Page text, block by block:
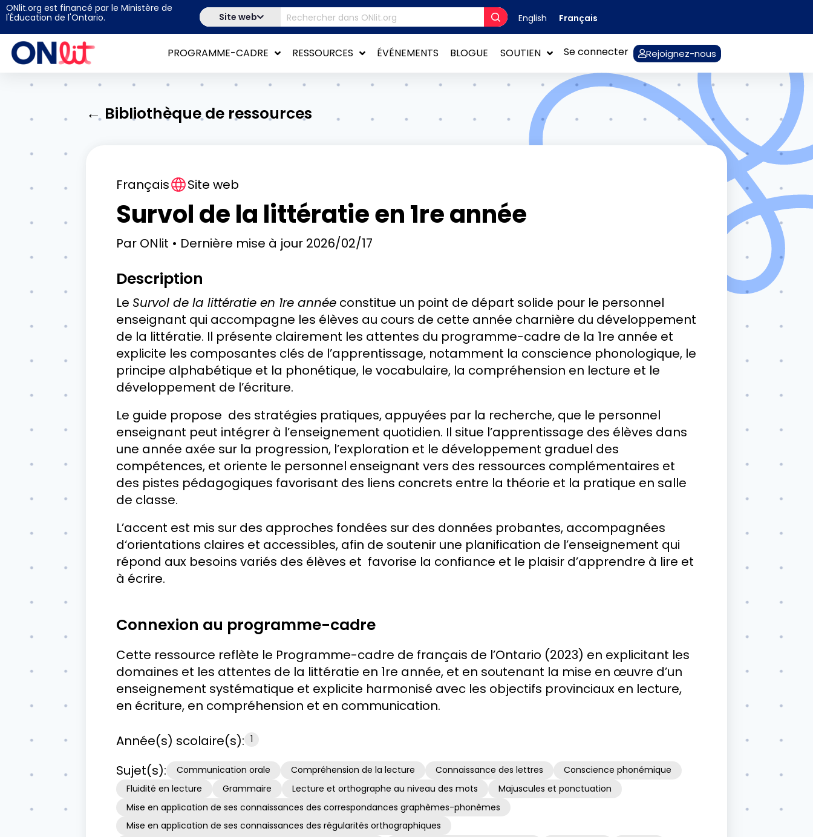
ONlit.org est financé par le Ministère de
l'Éducation de l'Ontario.
Site web English Français
PROGRAMME-CADRE RESSOURCES ÉVÉNEMENTS BLOGUE SOUTIEN Se connecter Rejoignez-nous
← Bibliothèque de ressources
Français Site web
Survol de la littératie en 1re année
Par ONlit Dernière mise à jour2026/02/17
Description
Le Survol de la littératie en 1re année constitue un point de départ solide pour le personnel
enseignant qui accompagne les élèves au cours de cette année charnière du développement
de la littératie. Il présente clairement les attentes du programme-cadre de la 1re année et
explicite les composantes clés de l’apprentissage, notamment la conscience phonologique, le
principe alphabétique et la phonétique, le vocabulaire, la compréhension en lecture et le
développement de l’écriture.
Le guide propose des stratégies pratiques, appuyées par la recherche, que le personnel
enseignant peut intégrer à l’enseignement quotidien. Il situe l’apprentissage des élèves dans
une année axée sur la progression, l’exploration et le développement graduel des
compétences, et oriente le personnel enseignant vers des ressources complémentaires et
des pistes pédagogiques favorisant des liens concrets entre la théorie et la pratique en salle
de classe.
L’accent est mis sur des approches fondées sur des données probantes, accompagnées
d‘orientations claires et accessibles, afin de soutenir une planification de l’enseignement qui
répond aux besoins variés des élèves et favorise la confiance et le plaisir d’apprendre à lire et
à écrire.
Connexion au programme-cadre
Cette ressource reflète le Programme-cadre de français de l’Ontario (2023) en explicitant les
domaines et les attentes de la littératie en 1re année, et en soutenant la mise en œuvre d’un
enseignement systématique et explicite harmonisé avec les objectifs provinciaux en lecture,
en écriture, en compréhension et en communication.
Année(s) scolaire(s): 1
Sujet(s): Communication orale Compréhension de la lecture Connaissance des lettres
Conscience phonémique
Fluidité en lecture
Grammaire Lecture et orthographe au niveau des mots
Majuscules et ponctuation
Mise en application de ses connaissances des correspondances graphèmes-phonèmes
Mise en application de ses connaissances des régularités orthographiques